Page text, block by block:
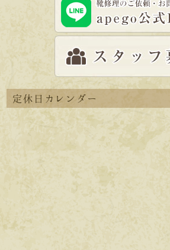
定休日カレンダー